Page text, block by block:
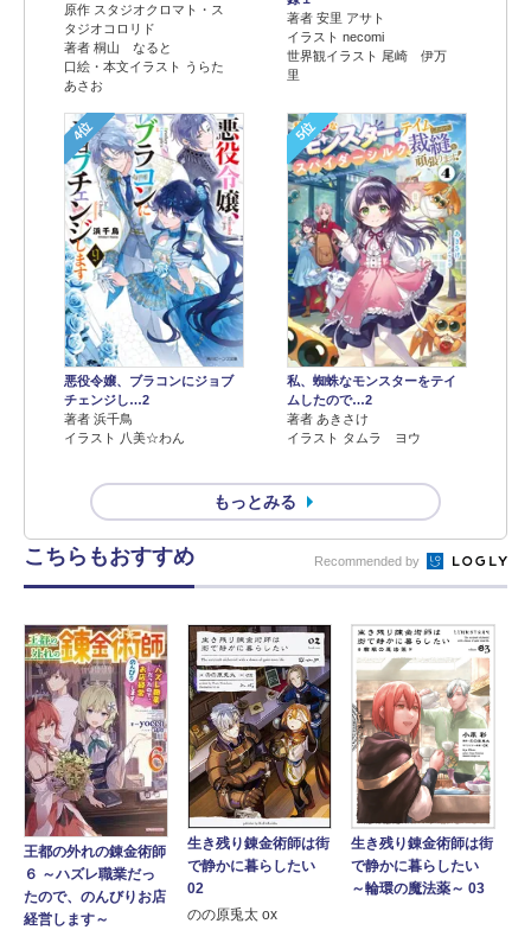
原作 スタジオクロマト・ス
タジオコロリド
著者 桐山 なると
口絵・本文イラスト うらた
あさお
著者 安里 アサト
イラスト necomi
世界観イラスト 尾崎 伊万
里
4位
悪役令嬢、ブラコンにジョブ
チェンジし…2
著者 浜千鳥
イラスト 八美☆わん
5位
私、蜘蛛なモンスターをテイ
ムしたので…2
著者 あきさけ
イラスト タムラ ヨウ
もっとみる
こちらもおすすめ Recommended by
王都の外れの錬金術師
６ ～ハズレ職業だっ
たので、のんびりお店
経営します～
生き残り錬金術師は街
で静かに暮らしたい
02
のの原兎太 ox
生き残り錬金術師は街
で静かに暮らしたい
～輪環の魔法薬～ 03